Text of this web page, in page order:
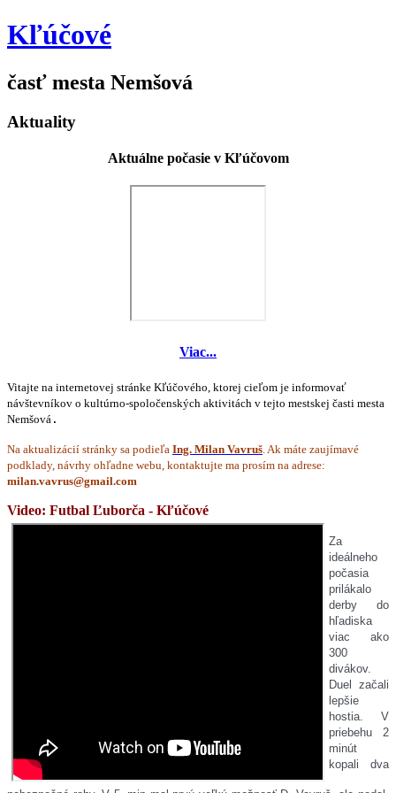
Kľúčové
časť mesta Nemšová
Aktuality
Aktuálne počasie v Kľúčovom
Viac...
Vitajte na internetovej stránke Kľúčového, ktorej cieľom je informovať
návštevníkov o kultúrno-spoločenských aktivitách v tejto mestskej časti mesta
Nemšová .
Na aktualizácií stránky sa podieľa Ing. Milan Vavruš . Ak máte zaujímavé
podklady, návrhy ohľadne webu, kontaktujte ma prosím na adrese:
Video: Futbal Ľuborča - Kľúčové
Za
ideálneho
počasia
prilákalo
derby do
hľadiska
viac ako
300
divákov.
Duel začali
lepšie
hostia. V
priebehu 2
minút
kopali dva